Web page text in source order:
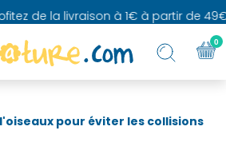
de la livraison à 1€ à partir de 49€
pour éviter les collisions
0